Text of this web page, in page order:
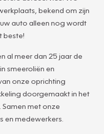
bekend om zijn
auto alleen nog wordt
beste!
al meer dan 25 jaar de
smeeroliën en
onze oprichting
doorgemaakt in het
met onze
en medewerkers.